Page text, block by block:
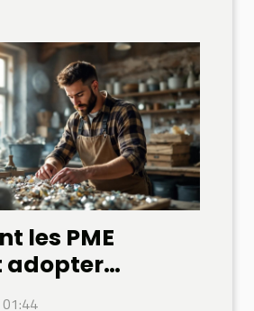
les PME
adopter
circulaire ?